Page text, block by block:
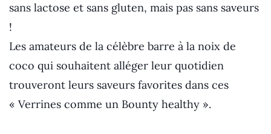
sans lactose et sans gluten, mais pas sans saveurs
!
Les amateurs de la célèbre barre à la noix de
coco qui souhaitent alléger leur quotidien
trouveront leurs saveurs favorites dans ces
« Verrines comme un Bounty healthy ».